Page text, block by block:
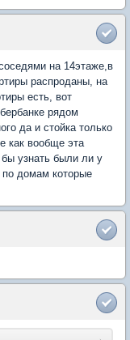
на 14этаже,в
распроданы, на
есть, вот
рядом
да и стойка только
как вообще эта
узнать были ли у
домам которые